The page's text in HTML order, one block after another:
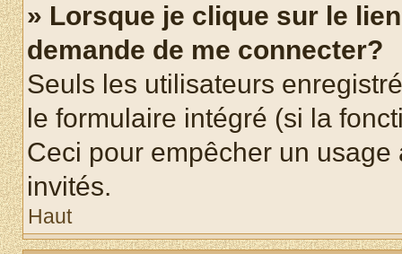
» Lorsque je clique sur le
demande de me connecter?
Seuls les utilisateurs
le formulaire intégré (si la
Ceci pour empêcher un
invités.
Haut